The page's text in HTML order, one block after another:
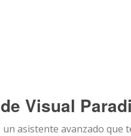
Visual
asistente avanzado